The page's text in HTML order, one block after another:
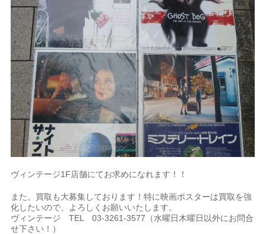
ヴィンテージ1F店舗にてお求めになれます！！
また、買取も大募集しております！特に映画ポスターは買取を強
化したいので、よろしくお願いいたします。
ヴィンテージ TEL 03-3261-3577（水曜日木曜日以外にお問合
せ下さい！）